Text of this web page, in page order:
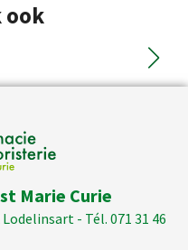
ook
Marie Curie
- Tél. 071 31 46